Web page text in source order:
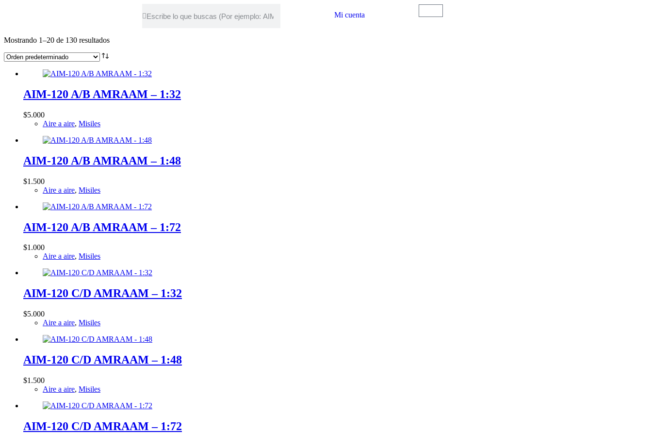
Mi cuenta
Mostrando 1–20 de 130 resultados
AIM-120 A/B AMRAAM – 1:32
$5.000
Aire a aire, Misiles
AIM-120 A/B AMRAAM – 1:48
$1.500
Aire a aire, Misiles
AIM-120 A/B AMRAAM – 1:72
$1.000
Aire a aire, Misiles
AIM-120 C/D AMRAAM – 1:32
$5.000
Aire a aire, Misiles
AIM-120 C/D AMRAAM – 1:48
$1.500
Aire a aire, Misiles
AIM-120 C/D AMRAAM – 1:72